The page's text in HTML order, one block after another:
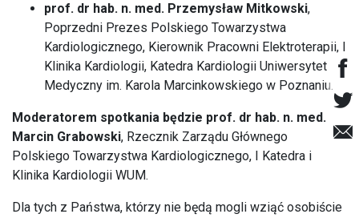
prof. dr hab. n. med. Przemysław Mitkowski,
Poprzedni Prezes Polskiego Towarzystwa
Kardiologicznego, Kierownik Pracowni Elektroterapii, I
Klinika Kardiologii, Katedra Kardiologii Uniwersytet
Medyczny im. Karola Marcinkowskiego w Poznaniu.
Moderatorem spotkania będzie prof. dr hab. n. med.
Marcin Grabowski, Rzecznik Zarządu Głównego
Polskiego Towarzystwa Kardiologicznego, I Katedra i
Klinika Kardiologii WUM.
Dla tych z Państwa, którzy nie będą mogli wziąć osobiście